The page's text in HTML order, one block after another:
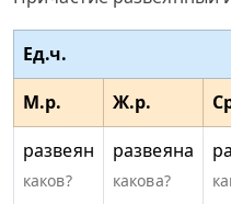
Ед.ч.
М.р. Ж.р.
развеян
каков?
развеяна
какова?